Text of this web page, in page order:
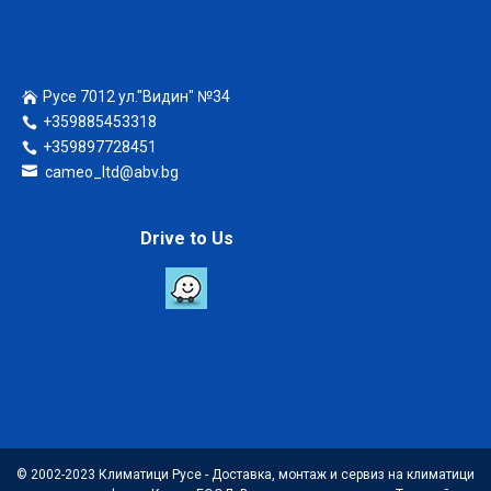
Русе 7012 ул."Видин" №34
+359885453318
+359897728451
cameo_ltd@abv.bg
Drive to Us
© 2002-2023 Климатици Русе - Доставка, монтаж и сервиз на климатици